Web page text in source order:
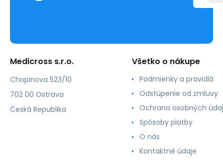
Medicross s.r.o.
Chopinova 523/10
702 00 Ostrava
Česká Republika
Všetko o nákupe
Podmienky a pravidlá
Odstúpenie od zmluvy
Ochrana osobných
Spôsoby platby
O nás
Kontaktné údaje